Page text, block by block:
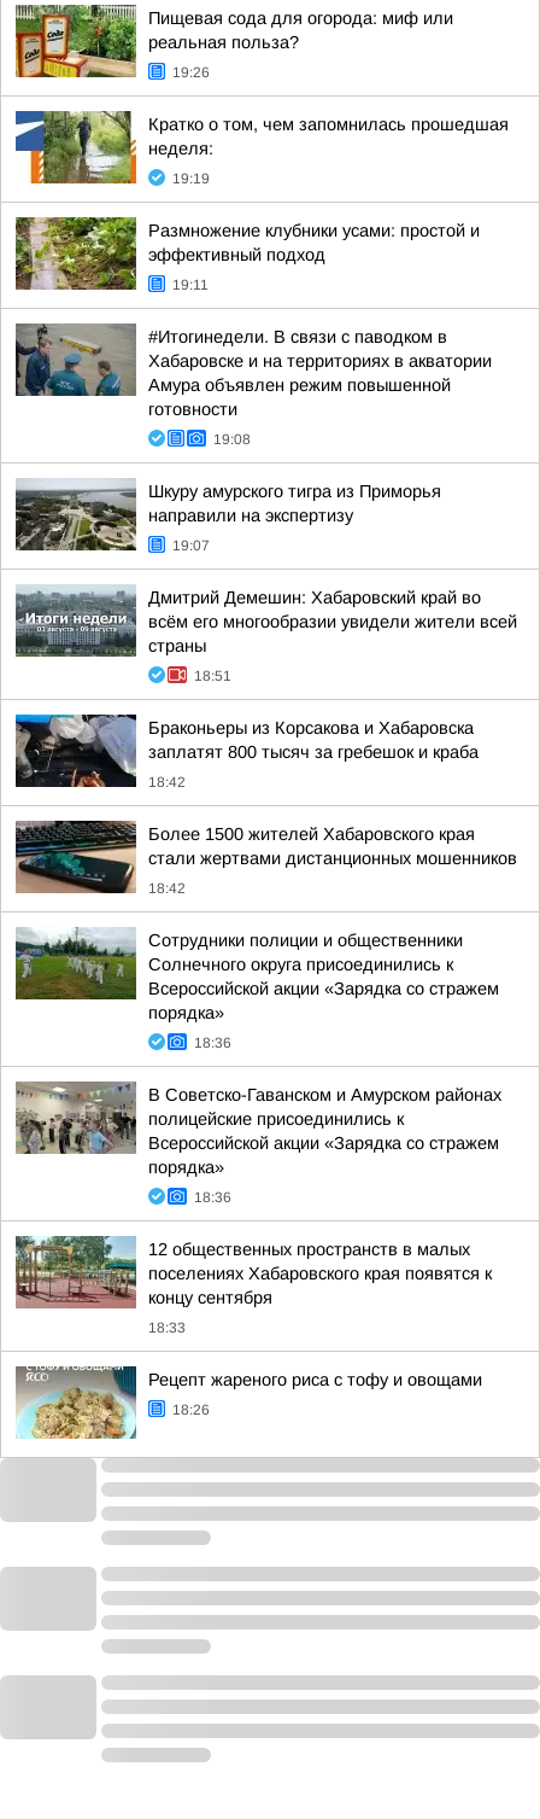
Пищевая сода для огорода: миф или
реальная польза?
19:26
Кратко о том, чем запомнилась прошедшая
неделя:
19:19
Размножение клубники усами: простой и
эффективный подход
19:11
#Итогинедели. В связи с паводком в
Хабаровске и на территориях в акватории
Амура объявлен режим повышенной
готовности
19:08
Шкуру амурского тигра из Приморья
направили на экспертизу
19:07
Дмитрий Демешин: Хабаровский край во
всём его многообразии увидели жители всей
страны
18:51
Браконьеры из Корсакова и Хабаровска
заплатят 800 тысяч за гребешок и краба
18:42
Более 1500 жителей Хабаровского края
стали жертвами дистанционных мошенников
18:42
Сотрудники полиции и общественники
Солнечного округа присоединились к
Всероссийской акции «Зарядка со стражем
порядка»
18:36
В Советско-Гаванском и Амурском районах
полицейские присоединились к
Всероссийской акции «Зарядка со стражем
порядка»
18:36
12 общественных пространств в малых
поселениях Хабаровского края появятся к
концу сентября
18:33
Рецепт жареного риса с тофу и овощами
18:26